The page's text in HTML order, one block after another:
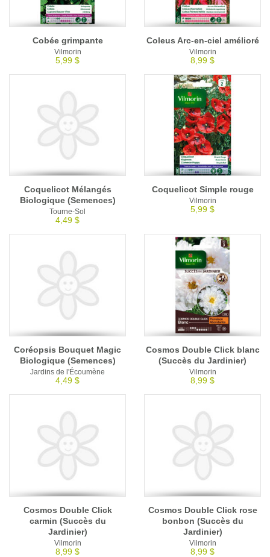
Cobée grimpante
Vilmorin
5,99 $
Coleus Arc-en-ciel amélioré
Vilmorin
8,99 $
Coquelicot Mélangés
Biologique (Semences)
Tourne-Sol
4,49 $
Coquelicot Simple rouge
Vilmorin
5,99 $
Coréopsis Bouquet Magic
Biologique (Semences)
Jardins de l'Écoumène
4,49 $
Cosmos Double Click blanc
(Succès du Jardinier)
Vilmorin
8,99 $
Cosmos Double Click
carmin (Succès du
Jardinier)
Vilmorin
8,99 $
Cosmos Double Click rose
bonbon (Succès du
Jardinier)
Vilmorin
8,99 $